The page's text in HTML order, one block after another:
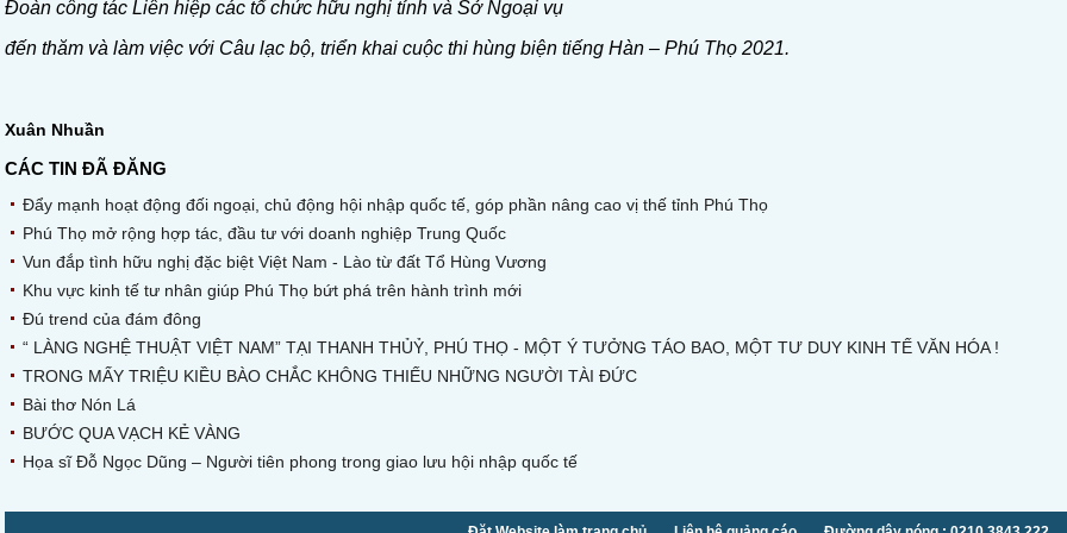
Đoàn công tác Liên hiệp các tổ chức hữu nghị tỉnh và Sở Ngoại vụ
đến thăm và làm việc với Câu lạc bộ, triển khai cuộc thi hùng biện tiếng Hàn – Phú Thọ 2021.
Xuân Nhuần
CÁC TIN ĐÃ ĐĂNG
Đẩy mạnh hoạt động đối ngoại, chủ động hội nhập quốc tế, góp phần nâng cao vị thế tỉnh Phú Thọ
Phú Thọ mở rộng hợp tác, đầu tư với doanh nghiệp Trung Quốc
Vun đắp tình hữu nghị đặc biệt Việt Nam - Lào từ đất Tổ Hùng Vương
Khu vực kinh tế tư nhân giúp Phú Thọ bứt phá trên hành trình mới
Đú trend của đám đông
“ LÀNG NGHỆ THUẬT VIỆT NAM” TẠI THANH THỦỶ, PHÚ THỌ - MỘT Ý TƯỞNG TÁO BAO, MỘT TƯ DUY KINH TẾ VĂN HÓA !
TRONG MẤY TRIỆU KIỀU BÀO CHẮC KHÔNG THIẾU NHỮNG NGƯỜI TÀI ĐỨC
Bài thơ Nón Lá
BƯỚC QUA VẠCH KẺ VÀNG
Họa sĩ Đỗ Ngọc Dũng – Người tiên phong trong giao lưu hội nhập quốc tế